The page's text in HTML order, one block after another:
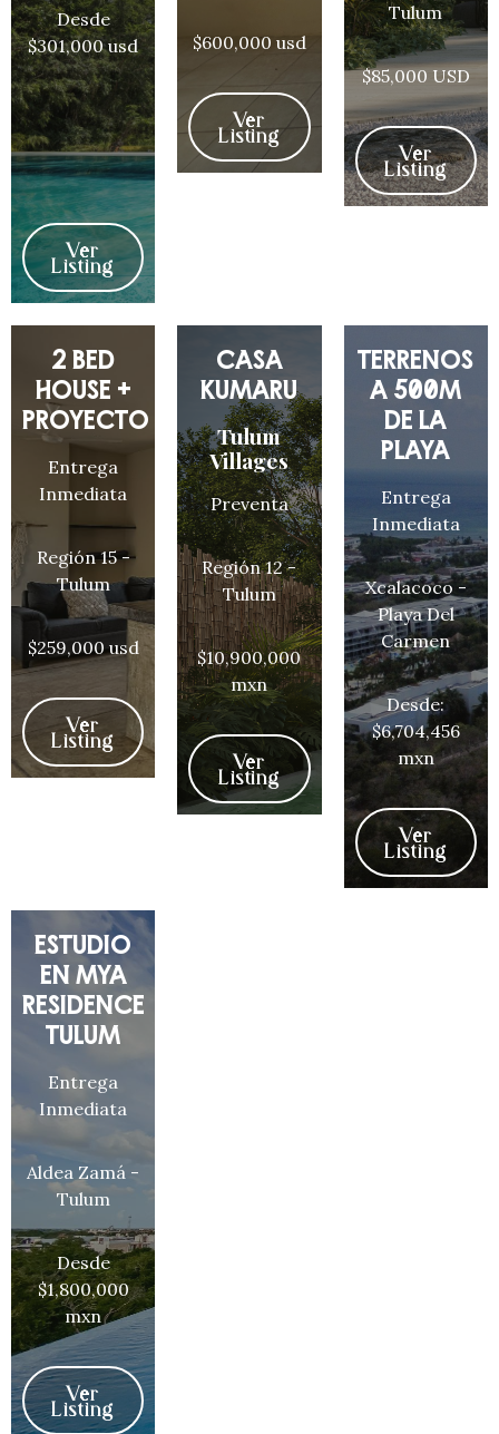
Desde
$301,000 usd
Ver
Listing
$600,000 usd
Ver
Listing
Tulum
$85,000 USD
Ver
Listing
2 BED
HOUSE +
PROYECTO
Entrega
Inmediata
Región 15 -
Tulum
$259,000 usd
Ver
Listing
CASA
KUMARÚ
Tulum
Villages
Preventa
Región 12 -
Tulum
$10,900,000
mxn
Ver
Listing
TERRENOS
A 500M
DE LA
PLAYA
Entrega
Inmediata
Xcalacoco -
Playa Del
Carmen
Desde:
$6,704,456
mxn
Ver
Listing
ESTUDIO
EN MYA
RESIDENCE
TULUM
Entrega
Inmediata
Aldea Zamá -
Tulum
Desde
$1,800,000
mxn
Ver
Listing